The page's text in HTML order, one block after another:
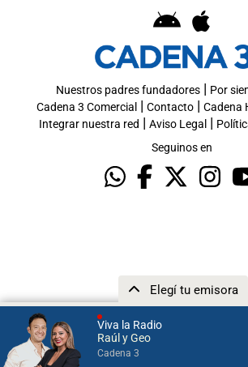
Viva la Radio
Raúl y Geo
Cadena 3
Elegí tu emisora
Nuestros padres fundadores| Por
Cadena 3 Comercial | Contacto| Cadena
Integrar nuestra red | Aviso Legal |
Seguinos en